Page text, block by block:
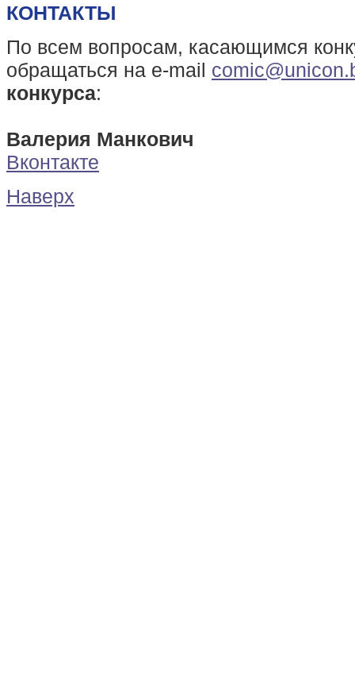
КОНТАКТЫ
По всем вопросам, касающимся
обращаться на е-mail
конкурса:
Валерия Манкович
Вконтакте
Наверх